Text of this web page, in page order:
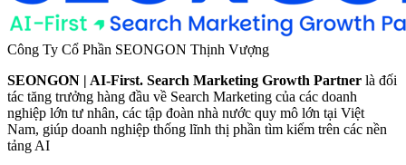
Công Ty Cổ Phần SEONGON Thịnh Vượng
SEONGON | AI-First. Search Marketing Growth Partner là đối
tác tăng trưởng hàng đầu về Search Marketing của các doanh
nghiệp lớn tư nhân, các tập đoàn nhà nước quy mô lớn tại Việt
Nam, giúp doanh nghiệp thống lĩnh thị phần tìm kiếm trên các nền
tảng AI